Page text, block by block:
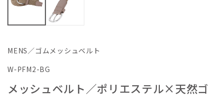
MENS／ゴムメッシュベルト
W-PFM2-BG
メッシュベルト／ポリエステル×天然ゴ